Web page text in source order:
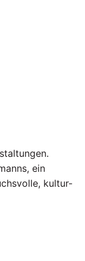
ein
kultur-